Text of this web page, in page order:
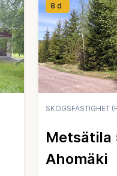
8 d
SKOGSFASTIGHET
Ahomäki